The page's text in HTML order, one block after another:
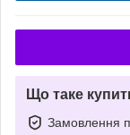
Що таке
Замовлення